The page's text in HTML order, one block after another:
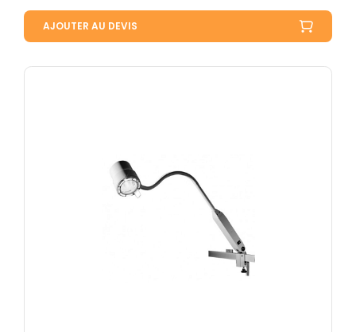
AJOUTER AU DEVIS